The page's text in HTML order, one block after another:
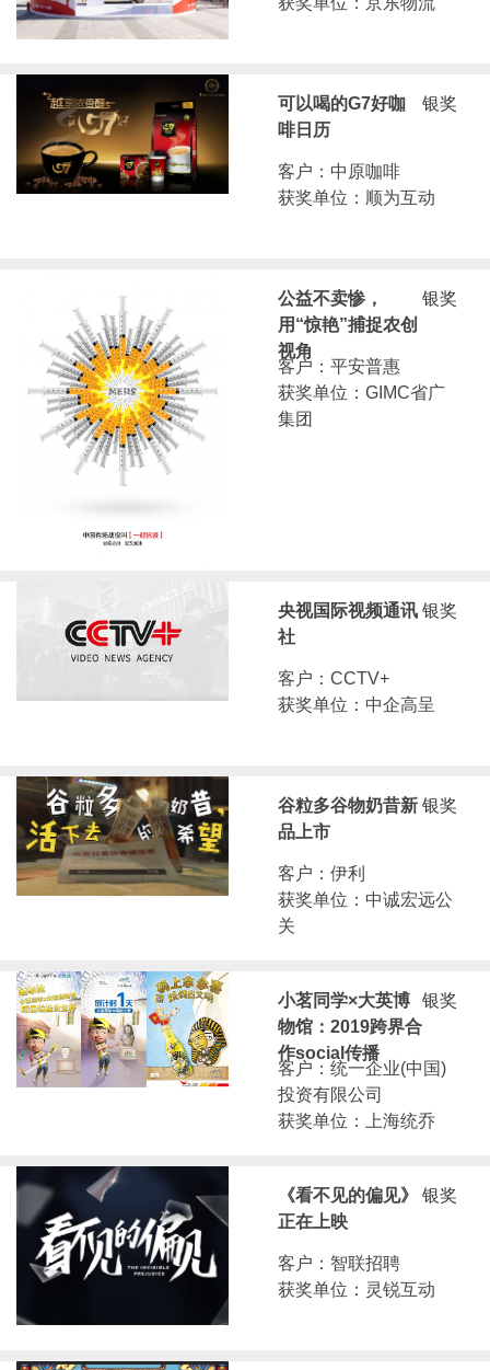
银奖
可以喝的G7好咖
啡日历
客户：中原咖啡
获奖单位：顺为互动
银奖
公益不卖惨，
用“惊艳”捕捉农创
视角
客户：平安普惠
获奖单位：GIMC省广
集团
银奖
央视国际视频通讯
社
客户：CCTV+
获奖单位：中企高呈
银奖
谷粒多谷物奶昔新
品上市
客户：伊利
获奖单位：中诚宏远公
关
银奖
小茗同学×大英博
物馆：2019跨界合
作social传播
客户：统一企业(中国)
投资有限公司
获奖单位：上海统乔
银奖
《看不见的偏见》
正在上映
客户：智联招聘
获奖单位：灵锐互动